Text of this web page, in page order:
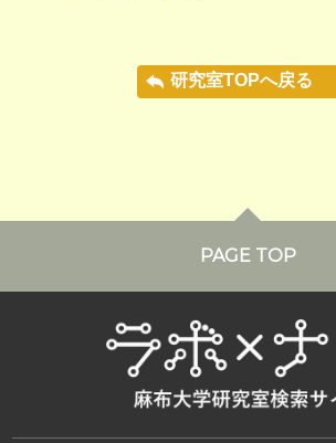
研究室TOPへ戻る
PAGE TOP